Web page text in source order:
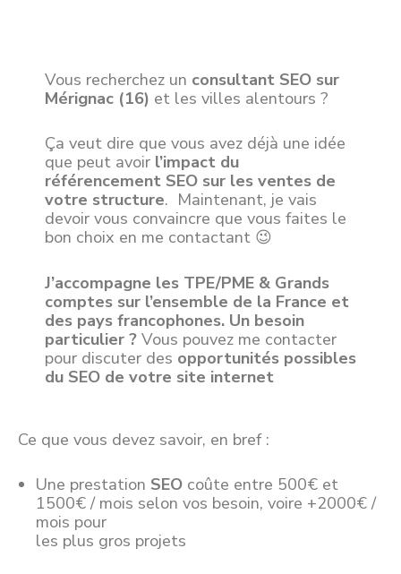
Vous recherchez un consultant SEO sur
Mérignac (16) et les villes alentours ?
Ça veut dire que vous avez déjà une idée
que peut avoir l’impact du
référencement SEO sur les ventes de
votre structure. Maintenant, je vais
devoir vous convaincre que vous faites le
bon choix en me contactant 😉
J’accompagne les TPE/PME & Grands
comptes sur l’ensemble de la France et
des pays francophones. Un besoin
particulier ? Vous pouvez me contacter
pour discuter des opportunités possibles
du SEO de votre site internet
Ce que vous devez savoir, en bref :
Une prestation SEO coûte entre 500€ et
1500€ / mois selon vos besoin, voire +2000€ /
mois pour
les plus gros projets